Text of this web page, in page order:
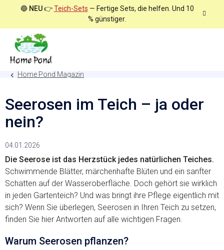
🔵 NEU👉Teich-Sets — Fertige Sets, die helfen. Und 10
% günstiger.
Home Pond Magazin
Seerosen im Teich – ja oder
nein?
04.01.2026
Die Seerose ist das Herzstück jedes natürlichen Teiches.
Schwimmende Blätter, märchenhafte Blüten und ein sanfter
Schatten auf der Wasseroberfläche. Doch gehört sie wirklich
in jeden Gartenteich? Und was bringt ihre Pflege eigentlich mit
sich? Wenn Sie überlegen, Seerosen in Ihren Teich zu setzen,
finden Sie hier Antworten auf alle wichtigen Fragen.
Warum Seerosen pflanzen?